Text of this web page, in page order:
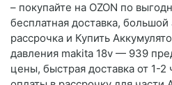
– покупайте на OZON по
бесплатная доставка,
рассрочка и Купить
давления makita 18v — 939
цены, быстрая доставка от 1-